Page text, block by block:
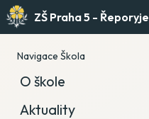
ZŠ Praha 5 - Řeporyje
Navigace Škola
O škole
Aktuality